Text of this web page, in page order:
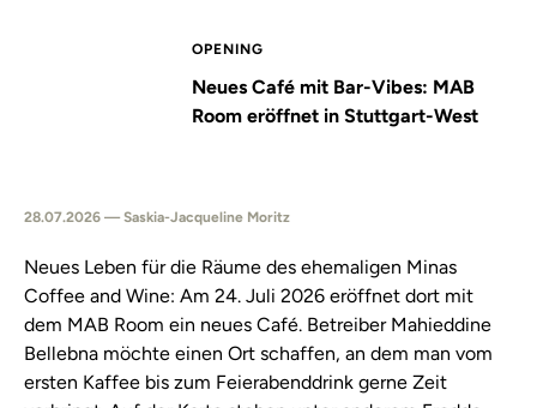
OPENING
Neues Café mit Bar-Vibes: MAB
Room eröffnet in Stuttgart-West
28.07.2026 — Saskia-Jacqueline Moritz
Neues Leben für die Räume des ehemaligen Minas
Coffee and Wine: Am 24. Juli 2026 eröffnet dort mit
dem MAB Room ein neues Café. Betreiber Mahieddine
Bellebna möchte einen Ort schaffen, an dem man vom
ersten Kaffee bis zum Feierabenddrink gerne Zeit